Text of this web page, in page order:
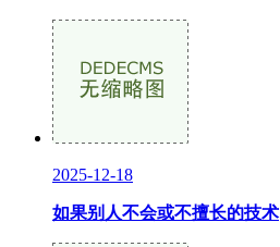
2025-12-18
如果别人不会或不擅长的技术